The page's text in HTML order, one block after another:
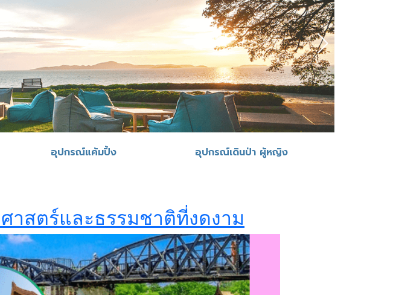
อุปกรณ์แค้มปิ้ง อุปกรณ์เดินป่า ผู้หญิง
สตร์และธรรมชาติที่งดงาม